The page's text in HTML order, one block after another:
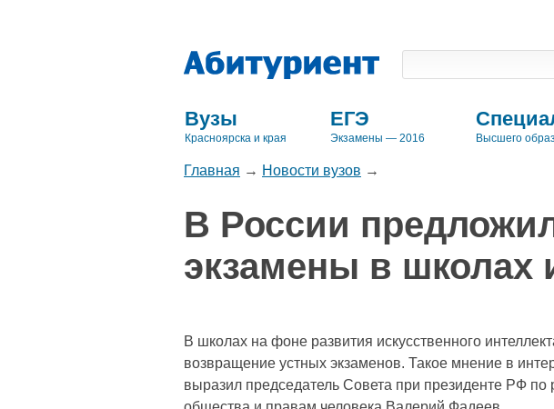
Вузы
Красноярска и края
ЕГЭ
Экзамены — 2016 Высшего
Главная → Новости вузов →
В России
экзамены в школах
В школах на фоне развития искусственного
возвращение устных экзаменов. Такое мнение в
выразил председатель Совета при президенте РФ по